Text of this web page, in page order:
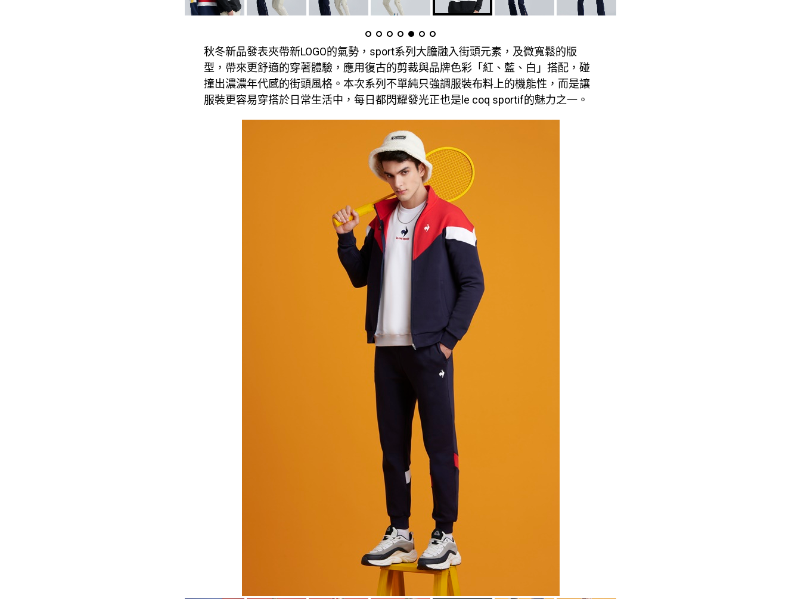
秋冬新品發表夾帶新LOGO的氣勢，sport系列大膽融入街頭元素，及微寬鬆的版
型，帶來更舒適的穿著體驗，應用復古的剪裁與品牌色彩「紅、藍、白」搭配，碰
撞出濃濃年代感的街頭風格。本次系列不單純只強調服裝布料上的機能性，而是讓
服裝更容易穿搭於日常生活中，每日都閃耀發光正也是le coq sportif的魅力之一。